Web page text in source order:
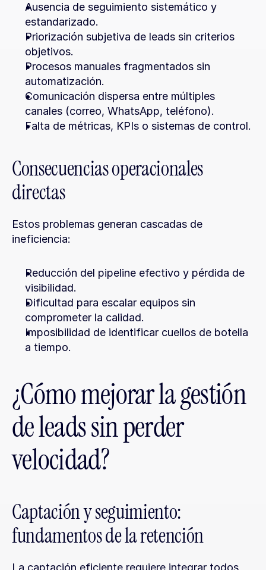
Ausencia de seguimiento sistemático y
estandarizado.
Priorización subjetiva de leads sin criterios
objetivos.
Procesos manuales fragmentados sin
automatización.
Comunicación dispersa entre múltiples
canales (correo, WhatsApp, teléfono).
Falta de métricas, KPIs o sistemas de control.
Consecuencias operacionales
directas
Estos problemas generan cascadas de
ineficiencia:
Reducción del pipeline efectivo y pérdida de
visibilidad.
Dificultad para escalar equipos sin
comprometer la calidad.
Imposibilidad de identificar cuellos de botella
a tiempo.
¿Cómo mejorar la gestión
de leads sin perder
velocidad?
Captación y seguimiento:
fundamentos de la retención
La captación eficiente requiere integrar todos